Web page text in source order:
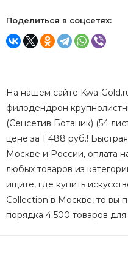
Поделиться в соцсетях:
На нашем сайте Kwa-
филодендрон
(Сенсетив Ботаник) (54
цене за 1 488 руб.!
Москве и России, оплата
любых товаров из
ищите, где купить
Collection в Москве, то вы
порядка 4 500 товаров